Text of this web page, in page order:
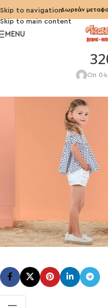
Skip to navigation
Skip to main content
Δωρεάν
MENU
On